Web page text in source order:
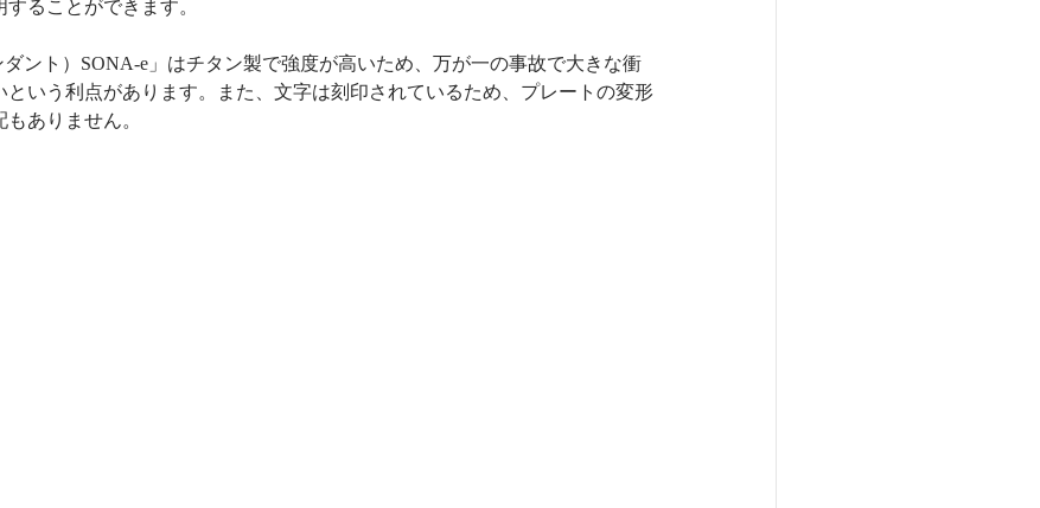
ることができます。
ダント）SONA-e」はチタン製で強度が高いため、万が一の事故で大きな衝
という利点があります。また、文字は刻印されているため、プレートの変形
ありません。